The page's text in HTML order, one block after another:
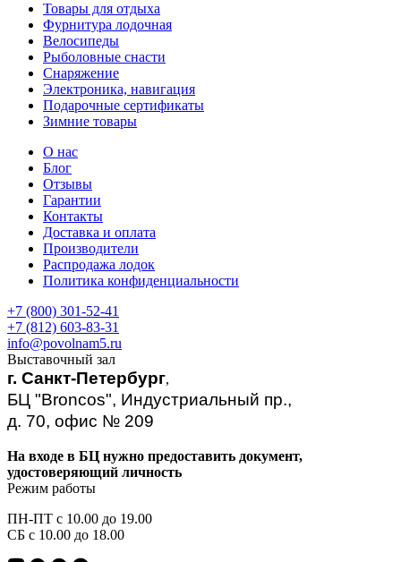
Товары для отдыха
Фурнитура лодочная
Велосипеды
Рыболовные снасти
Снаряжение
Электроника, навигация
Подарочные сертификаты
Зимние товары
О нас
Блог
Отзывы
Гарантии
Контакты
Доставка и оплата
Производители
Распродажа лодок
Политика конфиденциальности
+7 (800) 301-52-41
+7 (812) 603-83-31
info@povolnam5.ru
Выставочный зал
г. Санкт-Петербург,
БЦ "Broncos", Индустриальный пр.,
д. 70, офис № 209
На входе в БЦ нужно предоставить документ,
удостоверяющий личность
Режим работы
ПН-ПТ с 10.00 до 19.00
СБ с 10.00 до 18.00